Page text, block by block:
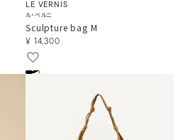
LE VERNIS
ル・ベルニ
Sculpture bag M
¥ 14,300